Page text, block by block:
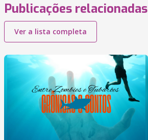
Publicações relacionadas
Ver a lista completa